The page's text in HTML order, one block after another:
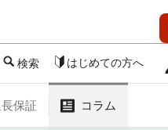
検索 はじめての方へ
保証 コラム